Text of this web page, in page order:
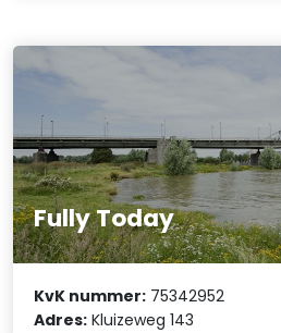
Fully Today
KvK nummer: 75342952
Adres: Kluizeweg 143